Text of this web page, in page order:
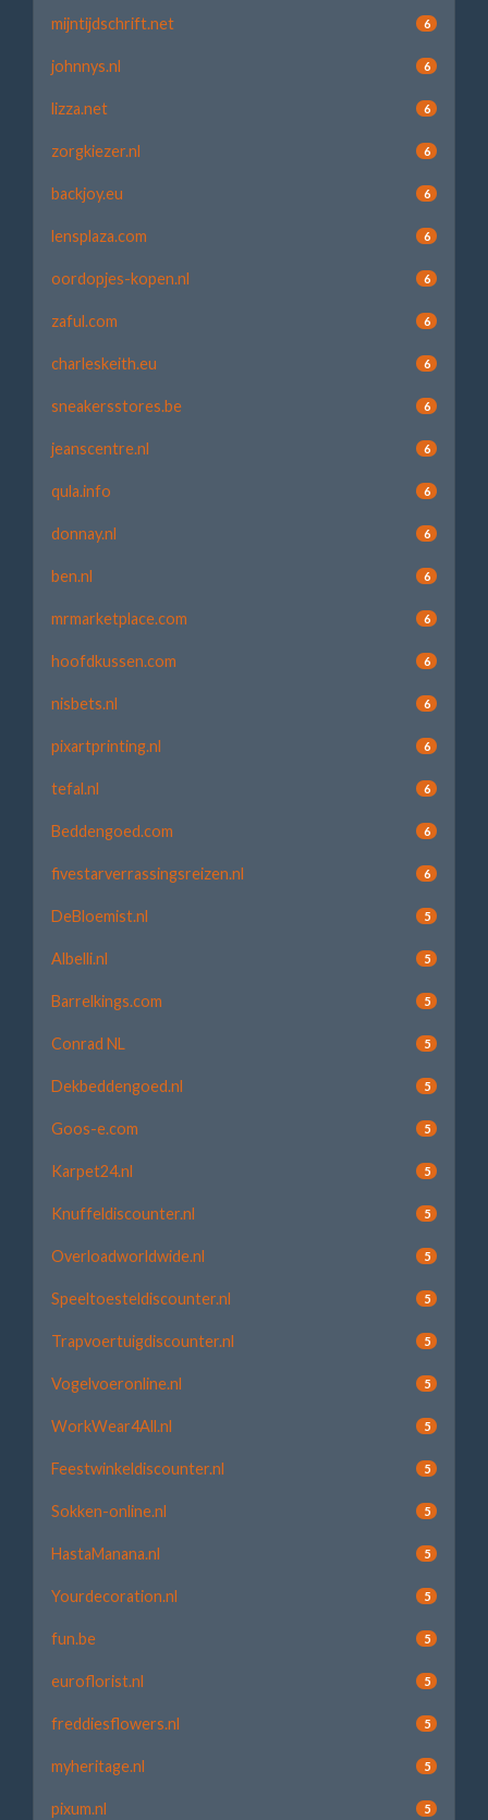
mijntijdschrift.net 6
johnnys.nl 6
lizza.net 6
zorgkiezer.nl 6
backjoy.eu 6
lensplaza.com 6
oordopjes-kopen.nl 6
zaful.com 6
charleskeith.eu 6
sneakersstores.be 6
jeanscentre.nl 6
qula.info 6
donnay.nl 6
ben.nl 6
mrmarketplace.com 6
hoofdkussen.com 6
nisbets.nl 6
pixartprinting.nl 6
tefal.nl 6
Beddengoed.com 6
fivestarverrassingsreizen.nl 6
DeBloemist.nl 5
Albelli.nl 5
Barrelkings.com 5
Conrad NL 5
Dekbeddengoed.nl 5
Goos-e.com 5
Karpet24.nl 5
Knuffeldiscounter.nl 5
Overloadworldwide.nl 5
Speeltoesteldiscounter.nl 5
Trapvoertuigdiscounter.nl 5
Vogelvoeronline.nl 5
WorkWear4All.nl 5
Feestwinkeldiscounter.nl 5
Sokken-online.nl 5
HastaManana.nl 5
Yourdecoration.nl 5
fun.be 5
euroflorist.nl 5
freddiesflowers.nl 5
myheritage.nl 5
pixum.nl 5